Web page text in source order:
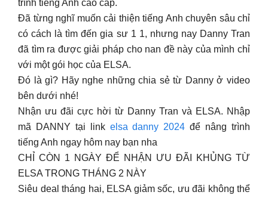
trình tiếng Anh cao cấp.
Đã từng nghĩ muốn cải thiện tiếng Anh chuyên sâu chỉ
có cách là tìm đến gia sư 1 1, nhưng nay Danny Tran
đã tìm ra được giải pháp cho nan đề này của mình chỉ
với một gói học của ELSA.
Đó là gì? Hãy nghe những chia sẻ từ Danny ở video
bên dưới nhé!
Nhận ưu đãi cực hời từ Danny Tran và ELSA. Nhập
mã DANNY tại link elsa danny 2024 để nâng trình
tiếng Anh ngay hôm nay bạn nha
CHỈ CÒN 1 NGÀY ĐỂ NHẬN ƯU ĐÃI KHỦNG TỪ
ELSA TRONG THÁNG 2 NÀY
Siêu deal tháng hai, ELSA giảm sốc, ưu đãi không thể